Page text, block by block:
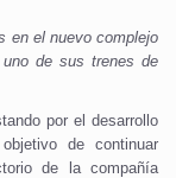
en el nuevo complejo
de sus trenes de
por el desarrollo
de continuar
de la compañía